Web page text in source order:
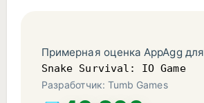
Примерная оценка AppAgg для
Snake Survival: IO Game
Разработчик: Tumb Games